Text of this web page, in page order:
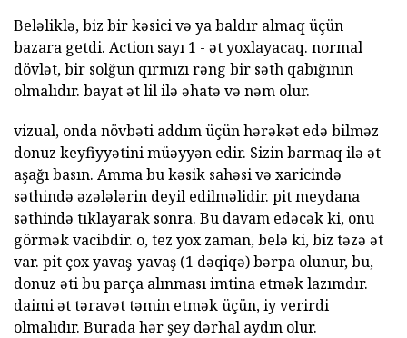
Beləliklə, biz bir kəsici və ya baldır almaq üçün
bazara getdi. Action sayı 1 - ət yoxlayacaq. normal
dövlət, bir solğun qırmızı rəng bir səth qabığının
olmalıdır. bayat ət lil ilə əhatə və nəm olur.
vizual, onda növbəti addım üçün hərəkət edə bilməz
donuz keyfiyyətini müəyyən edir. Sizin barmaq ilə ət
aşağı basın. Amma bu kəsik sahəsi və xaricində
səthində əzələlərin deyil edilməlidir. pit meydana
səthində tıklayarak sonra. Bu davam edəcək ki, onu
görmək vacibdir. o, tez yox zaman, belə ki, biz təzə ət
var. pit çox yavaş-yavaş (1 dəqiqə) bərpa olunur, bu,
donuz əti bu parça alınması imtina etmək lazımdır.
daimi ət təravət təmin etmək üçün, iy verirdi
olmalıdır. Burada hər şey dərhal aydın olur.